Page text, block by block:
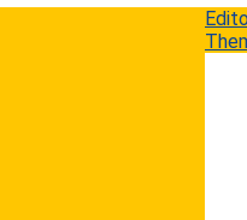
Die
durch KI in der
3. September
Die rasante Verbreitung